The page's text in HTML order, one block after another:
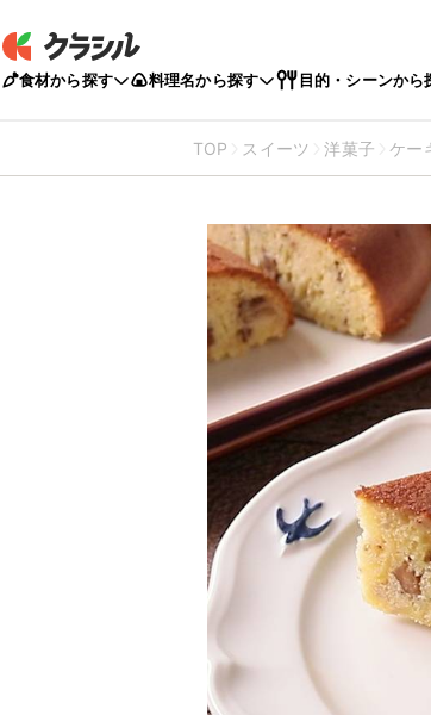
食材から探す 料理名から探す 目的・シーンから
TOP スイーツ 洋菓子 ケー